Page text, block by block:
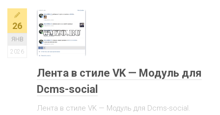
26
ЯНВ
2026
Лента в стиле VK — Модуль для
Dcms-social
Лента в стиле VK — Модуль для Dcms-social.